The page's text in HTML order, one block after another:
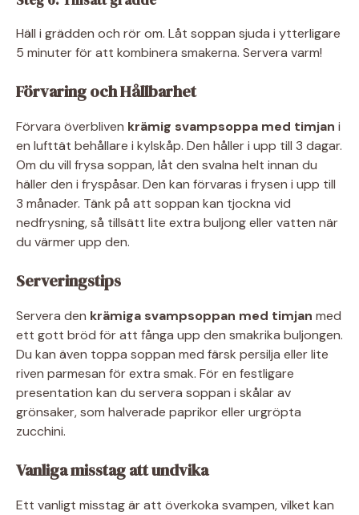
Häll i grädden och rör om. Låt soppan sjuda i ytterligare
5 minuter för att kombinera smakerna. Servera varm!
Förvaring och Hållbarhet
Förvara överbliven krämig svampsoppa med timjan i
en lufttät behållare i kylskåp. Den håller i upp till 3 dagar.
Om du vill frysa soppan, låt den svalna helt innan du
häller den i fryspåsar. Den kan förvaras i frysen i upp till
3 månader. Tänk på att soppan kan tjockna vid
nedfrysning, så tillsätt lite extra buljong eller vatten när
du värmer upp den.
Serveringstips
Servera den krämiga svampsoppan med timjan med
ett gott bröd för att fånga upp den smakrika buljongen.
Du kan även toppa soppan med färsk persilja eller lite
riven parmesan för extra smak. För en festligare
presentation kan du servera soppan i skålar av
grönsaker, som halverade paprikor eller urgröpta
zucchini.
Vanliga misstag att undvika
Ett vanligt misstag är att överkoka svampen, vilket kan